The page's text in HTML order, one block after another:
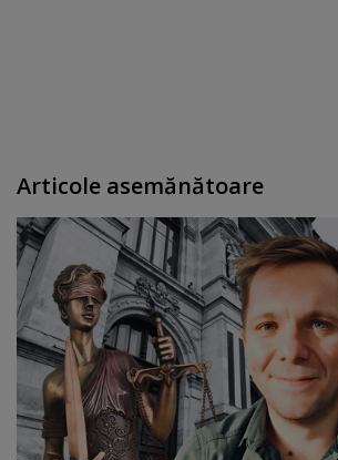
Articole asemănătoare